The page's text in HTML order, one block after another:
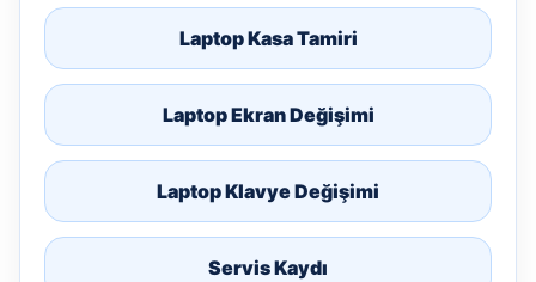
Laptop Kasa Tamiri
Laptop Ekran Değişimi
Laptop Klavye Değişimi
Servis Kaydı